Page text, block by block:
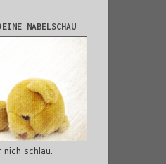
NABELSCHAU
nich schlau.